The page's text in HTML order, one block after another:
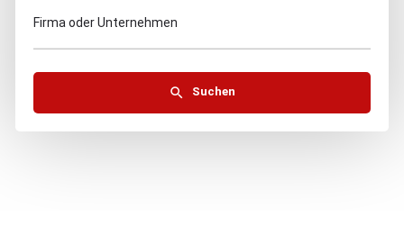
Firma oder Unternehmen
Suchen